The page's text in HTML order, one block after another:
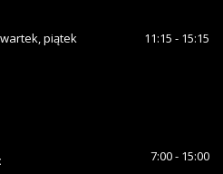
piątek
11:15 - 15:15
7:00 - 15:00